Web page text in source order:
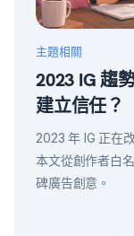
主題相關
2023 IG 趨
建立信任？
2023 年 IG 正在
本文從創作者白
碑廣告創意。